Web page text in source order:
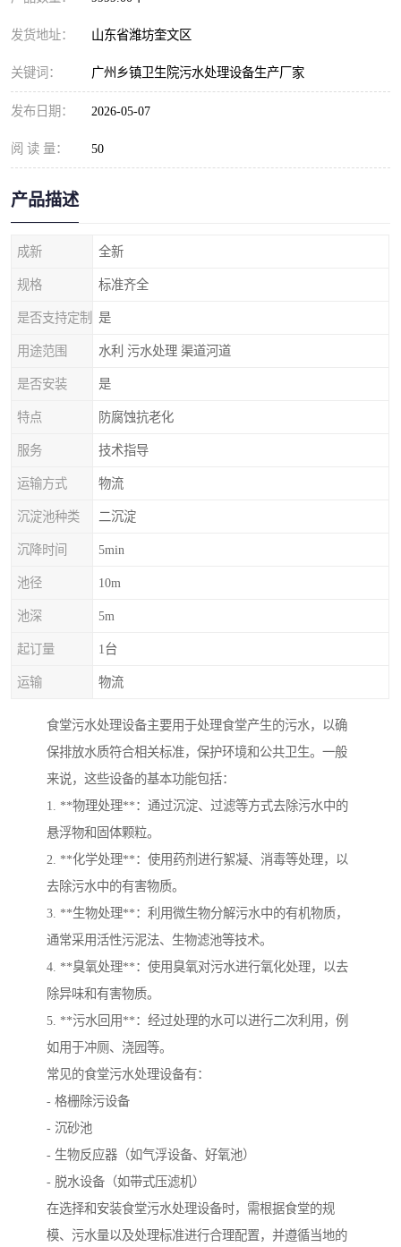
发货地址： 山东省潍坊奎文区
关键词： 广州乡镇卫生院污水处理设备生产厂家
发布日期： 2026-05-07
阅 读 量： 50
产品描述
成新 全新
规格 标准齐全
是否支持定制 是
用途范围 水利 污水处理 渠道河道
是否安装 是
特点 防腐蚀抗老化
服务 技术指导
运输方式 物流
沉淀池种类 二沉淀
沉降时间 5min
池径 10m
池深 5m
起订量 1台
运输 物流
食堂污水处理设备主要用于处理食堂产生的污水，以确
保排放水质符合相关标准，保护环境和公共卫生。一般
来说，这些设备的基本功能包括：
1. **物理处理**：通过沉淀、过滤等方式去除污水中的
悬浮物和固体颗粒。
2. **化学处理**：使用药剂进行絮凝、消毒等处理，以
去除污水中的有害物质。
3. **生物处理**：利用微生物分解污水中的有机物质，
通常采用活性污泥法、生物滤池等技术。
4. **臭氧处理**：使用臭氧对污水进行氧化处理，以去
除异味和有害物质。
5. **污水回用**：经过处理的水可以进行二次利用，例
如用于冲厕、浇园等。
常见的食堂污水处理设备有：
- 格栅除污设备
- 沉砂池
- 生物反应器（如气浮设备、好氧池）
- 脱水设备（如带式压滤机）
在选择和安装食堂污水处理设备时，需根据食堂的规
模、污水量以及处理标准进行合理配置，并遵循当地的